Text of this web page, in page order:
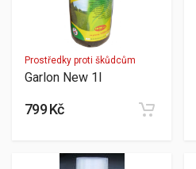
Prostředky proti škůdcům
Garlon New 1l
799 Kč